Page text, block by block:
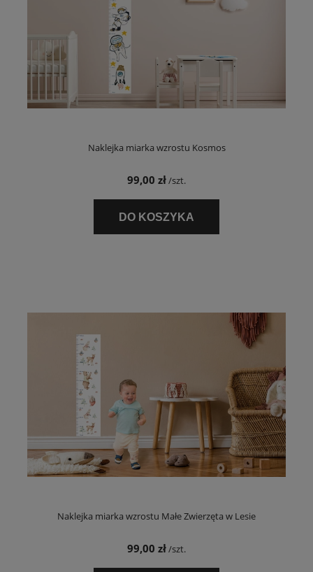
Naklejka miarka wzrostu Kosmos
99,00 zł/szt.
DO KOSZYKA
Naklejka miarka wzrostu Małe Zwierzęta w Lesie
99,00 zł/szt.